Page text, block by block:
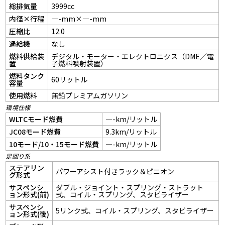
総排気量
3999cc
内径×行程
—-mm×—-mm
圧縮比
12.0
過給機
なし
燃料供給装
置
デジタル・モーター・エレクトロニクス（DME／電
子燃料噴射装置）
燃料タンク
容量
60リットル
使用燃料
無鉛プレミアムガソリン
環境仕様
WLTCモード燃費
—-km/リットル
JC08モード燃費
9.3km/リットル
10モード/10・15モード燃費
—-km/リットル
足回り系
ステアリン
グ形式
パワーアシスト付きラック＆ピニオン
サスペンシ
ョン形式(前)
ダブル・ジョイント・スプリング・ストラット
式、コイル・スプリング、スタビライザー
サスペンシ
ョン形式(後)
5リンク式、コイル・スプリング、スタビライザー